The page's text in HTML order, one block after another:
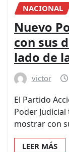
NACIONAL
Nuevo
con sus
lado de
victor
El Partido
Poder
mostrar con
LEER MÁS